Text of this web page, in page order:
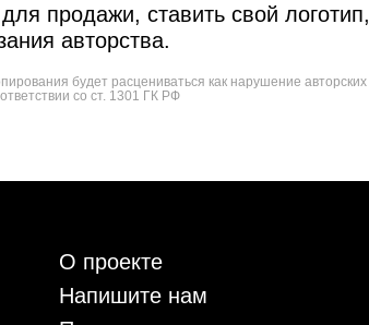
продажи, ставить свой логотип,
авторства.
будет расцениваться как нарушение авторских
со ст. 1301 ГК РФ
О проекте
Напишите нам